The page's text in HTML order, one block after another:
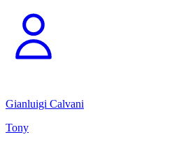
Gianluigi Calvani
Tony